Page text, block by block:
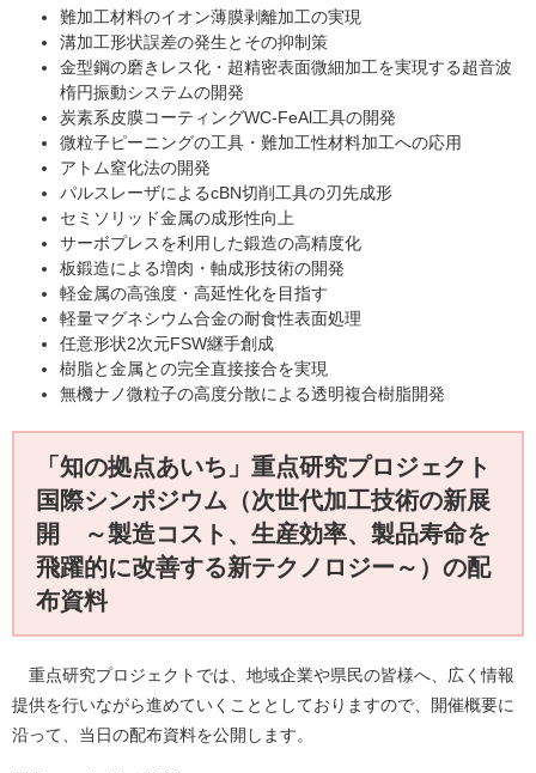
難加工材料のイオン薄膜剥離加工の実現
溝加工形状誤差の発生とその抑制策
金型鋼の磨きレス化・超精密表面微細加工を実現する超音波
楕円振動システムの開発
炭素系皮膜コーティングWC-FeAl工具の開発
微粒子ピーニングの工具・難加工性材料加工への応用
アトム窒化法の開発
パルスレーザによるcBN切削工具の刃先成形
セミソリッド金属の成形性向上
サーボプレスを利用した鍛造の高精度化
板鍛造による増肉・軸成形技術の開発
軽金属の高強度・高延性化を目指す
軽量マグネシウム合金の耐食性表面処理
任意形状2次元FSW継手創成
樹脂と金属との完全直接接合を実現
無機ナノ微粒子の高度分散による透明複合樹脂開発
「知の拠点あいち」重点研究プロジェクト
国際シンポジウム（次世代加工技術の新展
開 ～製造コスト、生産効率、製品寿命を
飛躍的に改善する新テクノロジー～）の配
布資料
重点研究プロジェクトでは、地域企業や県民の皆様へ、広く情報
提供を行いながら進めていくこととしておりますので、開催概要に
沿って、当日の配布資料を公開します。